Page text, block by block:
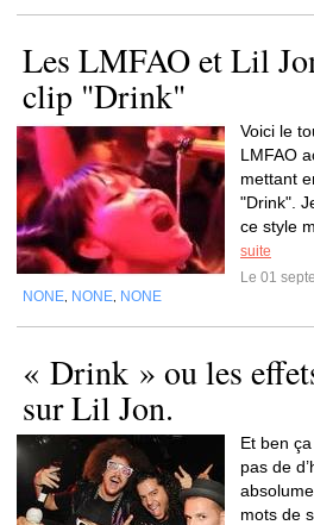
Les LMFAO et Lil
clip "Drink"
Voici le
LMFAO
mettant
"Drink".
ce style
suite
Le 01
NONE NONE NONE
« Drink » ou les
sur Lil Jon.
Et ben
pas de
mots de